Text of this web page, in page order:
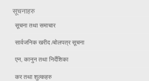
सूचनाहरु
सूचना तथा समाचार
सार्वजनिक खरीद /बोलपत्र सूचना
एन, कानुन तथा निर्देशिका
कर तथा शुल्कहरु